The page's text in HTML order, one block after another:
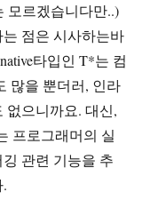
모르겠습니다만..)
점은 시사하는바
타입인 T*는 컴
많을 뿐더러, 인라
없으니까요. 대신,
프로그래머의 실
깅 관련 기능을 추